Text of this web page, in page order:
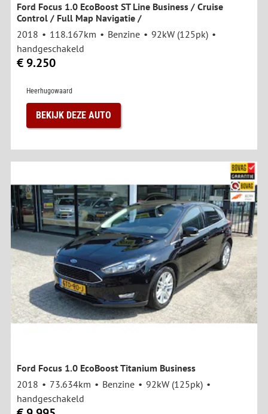
Ford Focus 1.0 EcoBoost ST Line Business / Cruise
Control / Full Map Navigatie /
2018
118.167km Benzine
92kW (125pk)
handgeschakeld
€ 9.250
Heerhugowaard
BEKIJK DEZE AUTO
Ford Focus 1.0 EcoBoost Titanium Business
2018
73.634km Benzine
92kW (125pk)
handgeschakeld